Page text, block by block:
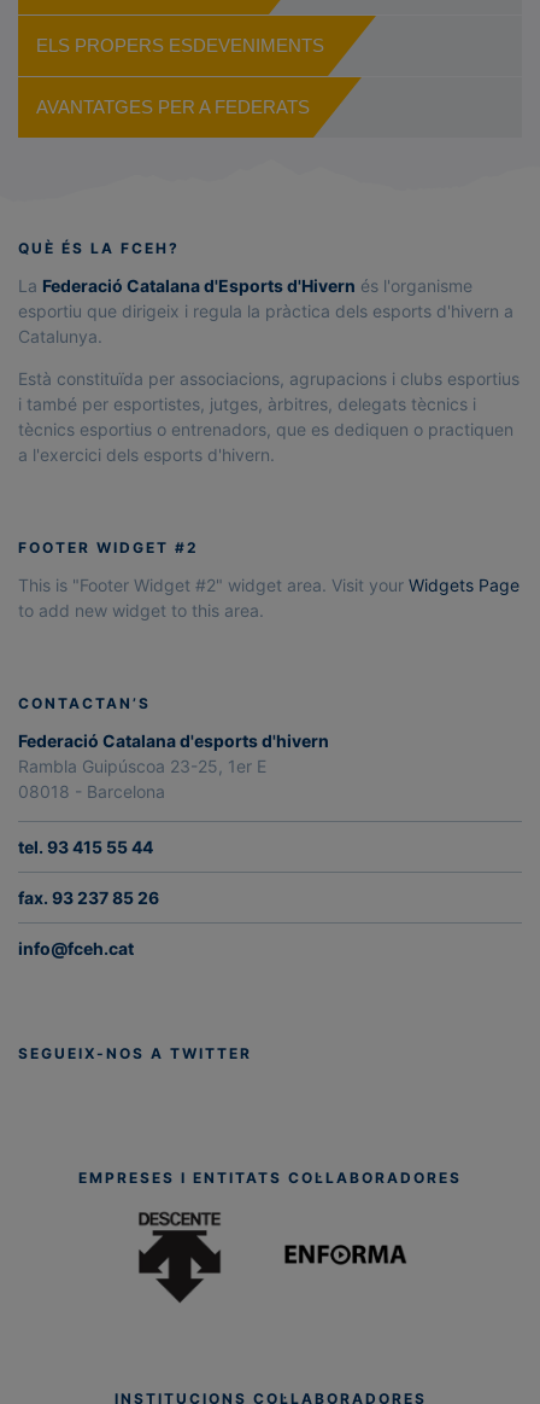
ELS PROPERS ESDEVENIMENTS
AVANTATGES PER A FEDERATS
QUÈ ÉS LA FCEH?
La Federació Catalana d'Esports d'Hivern és l'organisme
esportiu que dirigeix i regula la pràctica dels esports d'hivern a
Catalunya.
Està constituïda per associacions, agrupacions i clubs esportius
i també per esportistes, jutges, àrbitres, delegats tècnics i
tècnics esportius o entrenadors, que es dediquen o practiquen
a l'exercici dels esports d'hivern.
FOOTER WIDGET #2
This is "Footer Widget #2" widget area. Visit your Widgets Page
to add new widget to this area.
CONTACTAN’S
Federació Catalana d'esports d'hivern
Rambla Guipúscoa 23-25, 1er E
08018 - Barcelona
tel. 93 415 55 44
fax. 93 237 85 26
info@fceh.cat
SEGUEIX-NOS A TWITTER
EMPRESES I ENTITATS COL·LABORADORES
INSTITUCIONS COL·LABORADORES